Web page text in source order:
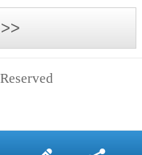
点院校应届毕
国一年内取得
具的学历（学
（一）个人报
，中陕核核盛
张鹏，核盛公
等陪同调研。